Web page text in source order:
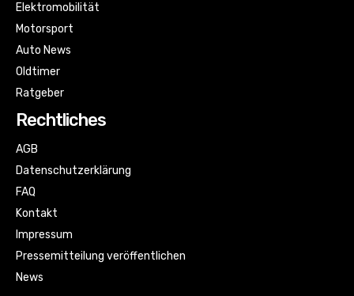
Elektromobilität
Motorsport
Auto News
Oldtimer
Ratgeber
Rechtliches
AGB
Datenschutzerklärung
FAQ
Kontakt
Impressum
Pressemitteilung veröffentlichen
News